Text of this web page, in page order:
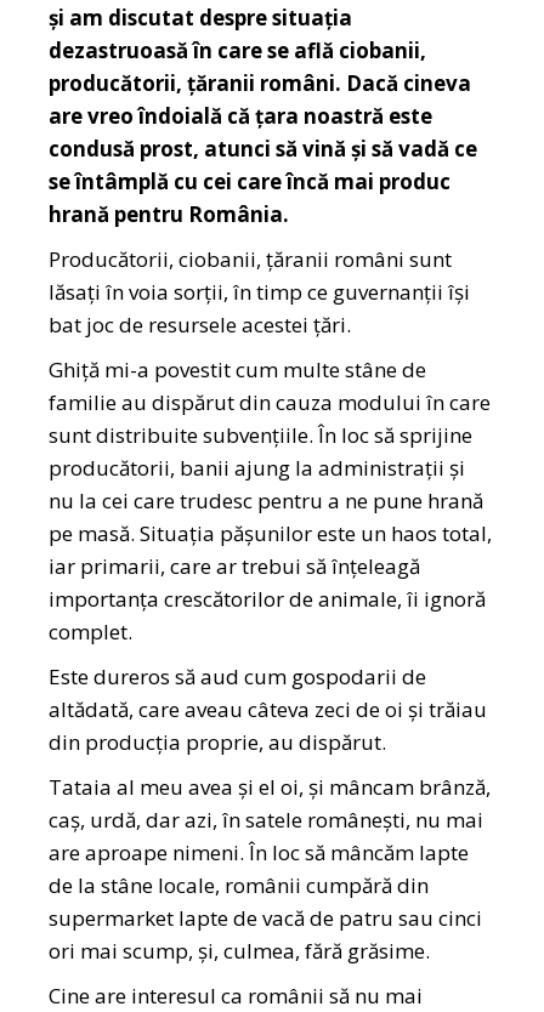
și am discutat despre situația
dezastruoasă în care se află ciobanii,
producătorii, țăranii români. Dacă cineva
are vreo îndoială că țara noastră este
condusă prost, atunci să vină și să vadă ce
se întâmplă cu cei care încă mai produc
hrană pentru România.
Producătorii, ciobanii, țăranii români sunt
lăsați în voia sorții, în timp ce guvernanții își
bat joc de resursele acestei țări.
Ghiță mi-a povestit cum multe stâne de
familie au dispărut din cauza modului în care
sunt distribuite subvențiile. În loc să sprijine
producătorii, banii ajung la administrații și
nu la cei care trudesc pentru a ne pune hrană
pe masă. Situația pășunilor este un haos total,
iar primarii, care ar trebui să înțeleagă
importanța crescătorilor de animale, îi ignoră
complet.
Este dureros să aud cum gospodarii de
altădată, care aveau câteva zeci de oi și trăiau
din producția proprie, au dispărut.
Tataia al meu avea și el oi, și mâncam brânză,
caș, urdă, dar azi, în satele românești, nu mai
are aproape nimeni. În loc să mâncăm lapte
de la stâne locale, românii cumpără din
supermarket lapte de vacă de patru sau cinci
ori mai scump, și, culmea, fără grăsime.
Cine are interesul ca românii să nu mai